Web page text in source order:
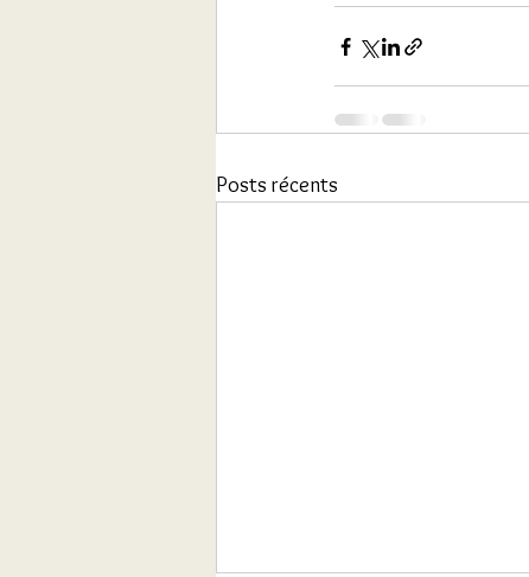
Posts récents